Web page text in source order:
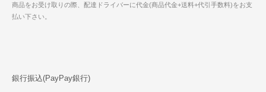
商品をお受け取りの際、配達ドライバーに代金(商品代金+送料+代引手数料)をお支
払い下さい。
銀行振込(PayPay銀行)